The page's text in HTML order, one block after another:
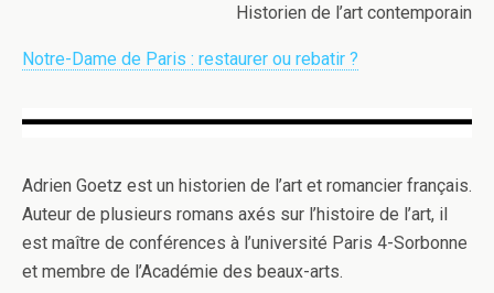
Historien de l’art contemporain
Notre-Dame de Paris : restaurer ou rebatir ?
Adrien Goetz est un historien de l’art et romancier français.
Auteur de plusieurs romans axés sur l’histoire de l’art, il
est maître de conférences à l’université Paris 4-Sorbonne
et membre de l’Académie des beaux-arts.